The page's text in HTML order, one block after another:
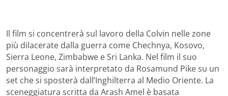
Il film si concentrerà sul lavoro della Colvin nelle zone
più dilacerate dalla guerra come Chechnya, Kosovo,
Sierra Leone, Zimbabwe e Sri Lanka. Nel film il suo
personaggio sarà interpretato da Rosamund Pike su un
set che si sposterà dall’Inghilterra al Medio Oriente. La
sceneggiatura scritta da Arash Amel è basata